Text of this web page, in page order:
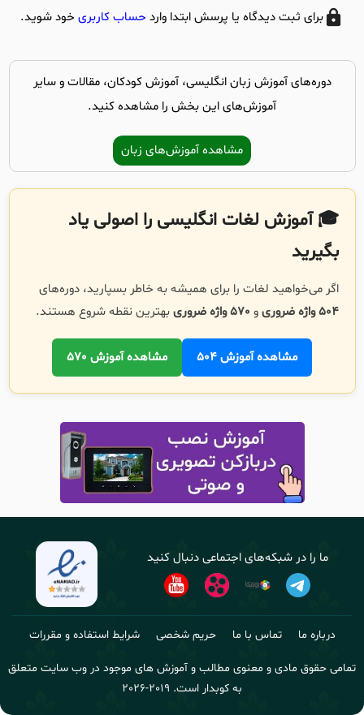
برای ثبت دیدگاه یا پرسش ابتدا وارد حساب کاربری خود شوید.
دوره‌های آموزش زبان انگلیسی، آموزش کودکان، مقالات و سایر
آموزش‌های این بخش را مشاهده کنید.
مشاهده آموزش‌های زبان
🎓 آموزش لغات انگلیسی را اصولی یاد
بگیرید
اگر می‌خواهید لغات را برای همیشه به خاطر بسپارید، دوره‌های
504 واژه ضروری
و 570 واژه ضروری بهترین نقطه شروع هستند.
مشاهده آموزش 504 مشاهده آموزش 570
ما را در شبکه‌های اجتماعی دنبال کنید
درباره ما تماس با ما حریم شخصی شرایط استفاده و مقررات
تمامی حقوق مادی و معنوی مطالب و آموزش های موجود در وب سایت متعلق
به کوبدار است. 2019-2026